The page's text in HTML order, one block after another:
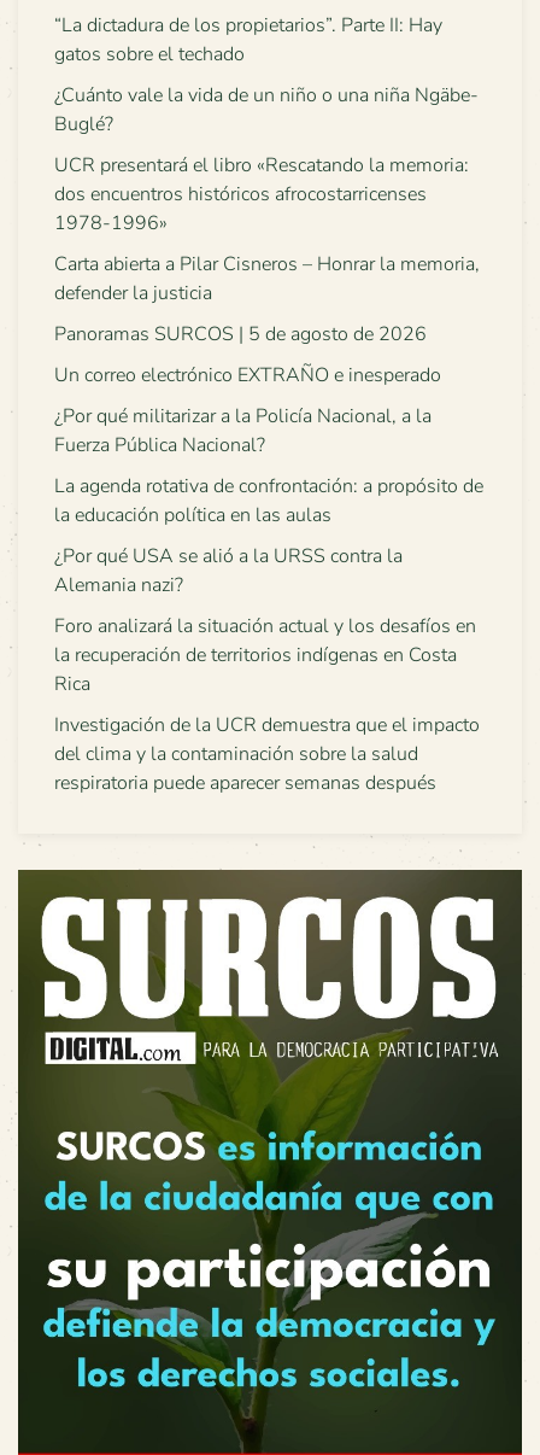
“La dictadura de los propietarios”. Parte II: Hay
gatos sobre el techado
¿Cuánto vale la vida de un niño o una niña Ngäbe-
Buglé?
UCR presentará el libro «Rescatando la memoria:
dos encuentros históricos afrocostarricenses
1978-1996»
Carta abierta a Pilar Cisneros – Honrar la memoria,
defender la justicia
Panoramas SURCOS | 5 de agosto de 2026
Un correo electrónico EXTRAÑO e inesperado
¿Por qué militarizar a la Policía Nacional, a la
Fuerza Pública Nacional?
La agenda rotativa de confrontación: a propósito de
la educación política en las aulas
¿Por qué USA se alió a la URSS contra la
Alemania nazi?
Foro analizará la situación actual y los desafíos en
la recuperación de territorios indígenas en Costa
Rica
Investigación de la UCR demuestra que el impacto
del clima y la contaminación sobre la salud
respiratoria puede aparecer semanas después